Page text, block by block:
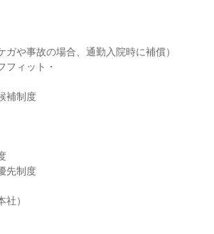
ガや事故の場合、通勤入院時に補償）
フィット・
補制度
先制度
社）